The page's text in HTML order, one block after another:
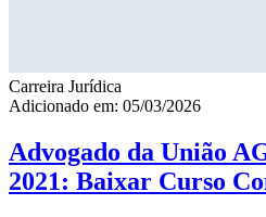
Carreira Jurídica
Adicionado em: 05/03/2026
Advogado da União
2021: Baixar Curso